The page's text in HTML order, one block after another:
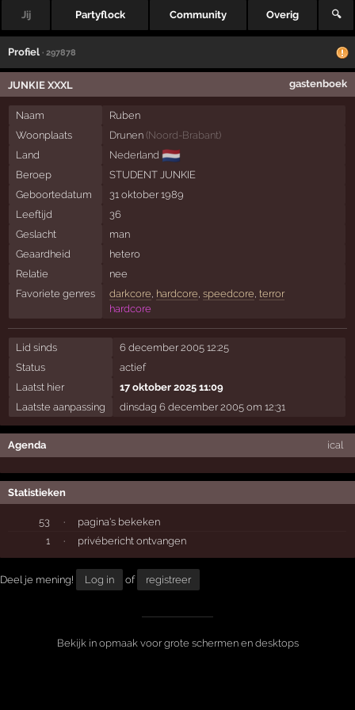
Jij Partyflock Community Overig 🔍
Profiel · 297878
JUNKIE XXXL gastenboek
Naam
Ruben
Woonplaats
Drunen (Noord-Brabant)
Land
Nederland 🇳🇱
Beroep
STUDENT JUNKIE
Geboortedatum
31 oktober 1989
Leeftijd
36
Geslacht
man
Geaardheid
hetero
Relatie
nee
Favoriete genres
darkcore, hardcore, speedcore, terror
hardcore
Lid sinds
6 december 2005 12:25
Status
actief
Laatst hier
17 oktober 2025 11:09
Laatste aanpassing
dinsdag 6 december 2005 om 12:31
Agenda ical
Statistieken
53 ·
pagina's bekeken
1
· privébericht ontvangen
Deel je mening! Log in of registreer
Bekijk in opmaak voor grote schermen en desktops